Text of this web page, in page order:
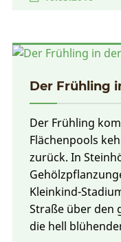
Der Frühling
Der Frühling
Flächenpools
zurück. In
Kleinkind-
Straße über den
die hell